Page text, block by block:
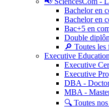
Bachelor en
Bachelor en
Bac+5 en
Double
🔎 Toutes les
Executive
Executive
Executive
DBA -
MBA -
🔍 Toutes